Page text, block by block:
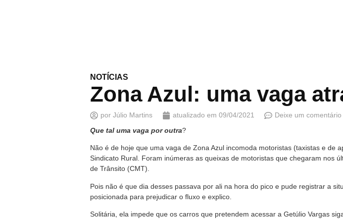
NOTÍCIAS
Zona Azul: uma vaga
por Júlio Martins atualizado em 09/04/2021
Deixe um comentário
Que tal uma vaga por outra?
Não é de hoje que uma vaga de Zona Azul incomoda motoristas (taxistas e de
Sindicato Rural. Foram inúmeras as queixas de motoristas que chegaram nos
de Trânsito (CMT).
Pois não é que dia desses passava por ali na hora do pico e pude registrar a
posicionada para prejudicar o fluxo e explico.
Solitária, ela impede que os carros que pretendem acessar a Getúlio Vargas